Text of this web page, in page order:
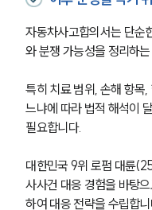
자동차사고합의서는 단순
와 분쟁 가능성을 정리하
특히 치료 범위, 손해 항목
느냐에 따라 법적 해석이
필요합니다.
대한민국 9위 로펌 대륜
사사건 대응 경험을 바탕
하여 대응 전략을 수립합니